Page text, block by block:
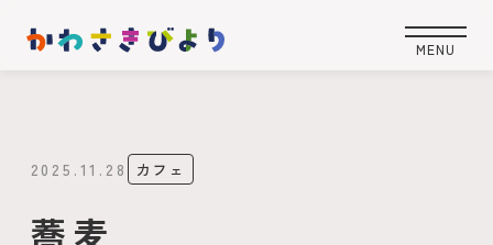
2025.11.28 カフェ
蕎麦